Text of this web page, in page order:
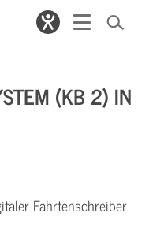
(KB 2) IN
Fahrtenschreiber